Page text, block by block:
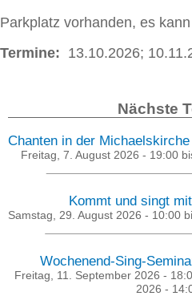
Parkplatz vorhanden, es
Termine: 13.10.2026;
Nächste
Chanten in der
Freitag, 7. August 2026 - 19:00
Kommt und singt mit
Samstag, 29. August 2026 - 10:00
Wochenend-Sing-
Freitag, 11. September 2026 -
2026 -